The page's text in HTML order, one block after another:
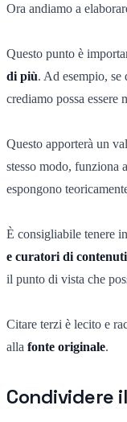
Ora andiamo a
Questo punto è
di più. Ad esempio, se
crediamo possa
Questo apporterà un
stesso modo, funziona
espongono
È consigliabile tenere
e curatori di contenuti
il punto di vista che
Citare terzi è lecito e
alla fonte originale.
Condividere